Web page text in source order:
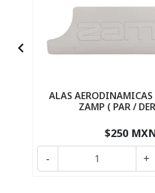
ALAS AERODINAMICAS
ZAMP ( PAR /
$250
+
-